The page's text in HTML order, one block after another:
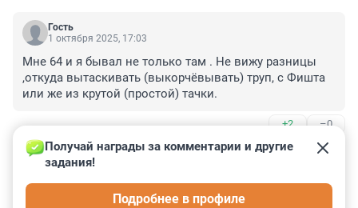
Гость
1 октября 2025, 17:03
Мне 64 и я бывал не только там . Не вижу разницы
,откуда вытаскивать (выкорчёвывать) труп, с Фишта
или же из крутой (простой) тачки.
+2 –0
Гость
1 октября 2025, 11:16
Достали лазать бездельники туристы, проблемы
бесконечные, синдром Наговициной
Получай награды за комментарии и другие
задания!
Подробнее в профиле